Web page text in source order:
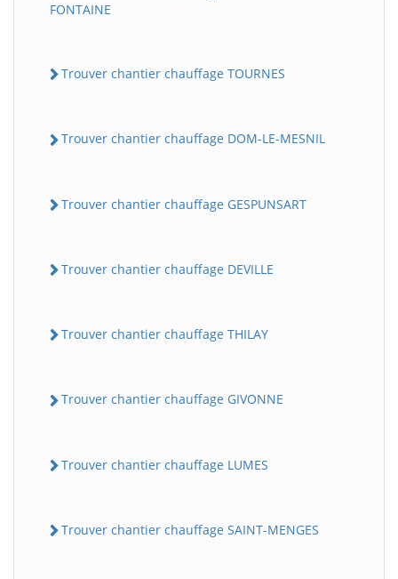
FONTAINE
Trouver chantier chauffage TOURNES
Trouver chantier chauffage DOM-LE-MESNIL
Trouver chantier chauffage GESPUNSART
Trouver chantier chauffage DEVILLE
Trouver chantier chauffage THILAY
Trouver chantier chauffage GIVONNE
Trouver chantier chauffage LUMES
Trouver chantier chauffage SAINT-MENGES